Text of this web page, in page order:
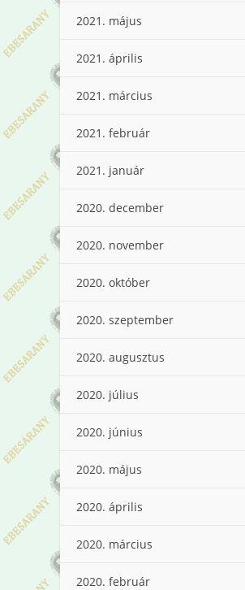
2021. május
2021. április
2021. március
2021. február
2021. január
2020. december
2020. november
2020. október
2020. szeptember
2020. augusztus
2020. július
2020. június
2020. május
2020. április
2020. március
2020. február